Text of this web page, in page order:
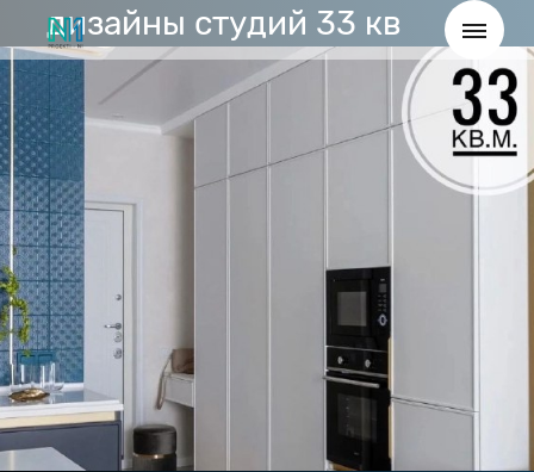
дизайны студий 33 кв